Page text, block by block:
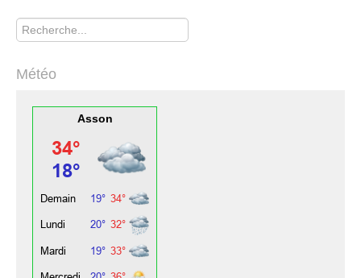
Rechercher
Météo
Asson